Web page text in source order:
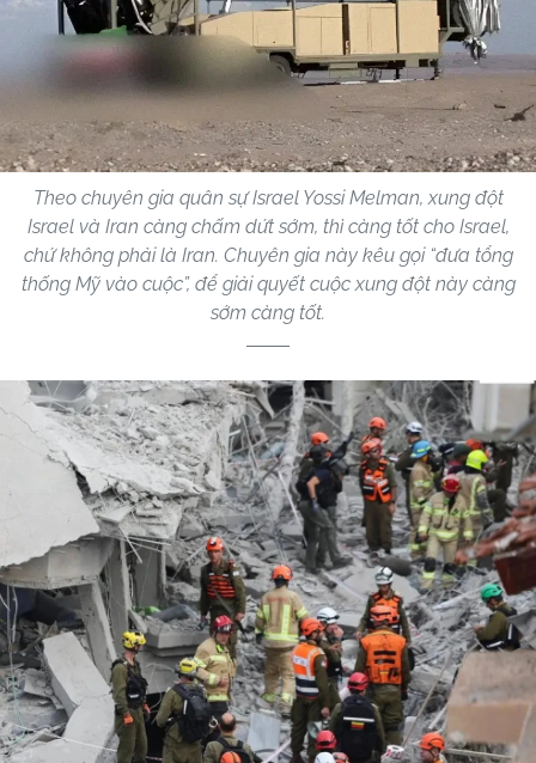
Theo chuyên gia quân sự Israel Yossi Melman, xung đột
Israel và Iran càng chấm dứt sớm, thì càng tốt cho Israel,
chứ không phải là Iran. Chuyên gia này kêu gọi “đưa tổng
thống Mỹ vào cuộc”, để giải quyết cuộc xung đột này càng
sớm càng tốt.